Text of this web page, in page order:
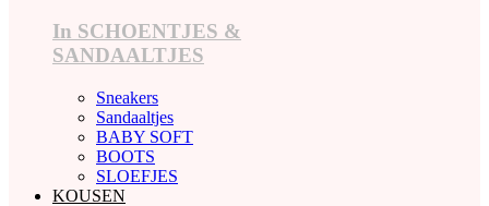
In SCHOENTJES &
SANDAALTJES
Sneakers
Sandaaltjes
BABY SOFT
BOOTS
SLOEFJES
KOUSEN